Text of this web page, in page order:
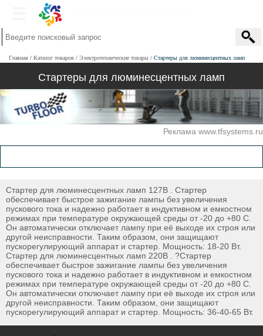
Главная Каталог товаров Электротехнические товары Стартеры для люминесцентных ламп
Стартеры для люминесцентных ламп
Реклама www.tfsystems.ru
Стартер для люминесцентных ламп 127В . Стартер
обеспечивает быстрое зажигание лампы без увеличения
пускового тока и надежно работает в индуктивном и емкостном
режимах при температуре окружающей среды от -20 до +80 С.
Он автоматически отключает лампу при её выходе их строя или
другой неисправности. Таким образом, они защищают
пускорегулирующий аппарат и стартер. Мощность: 18-20 Вт.
Стартер для люминесцентных ламп 220В . ?Стартер
обеспечивает быстрое зажигание лампы без увеличения
пускового тока и надежно работает в индуктивном и емкостном
режимах при температуре окружающей среды от -20 до +80 С.
Он автоматически отключает лампу при её выходе их строя или
другой неисправности. Таким образом, они защищают
пускорегулирующий аппарат и стартер. Мощность: 36-40-65 Вт.